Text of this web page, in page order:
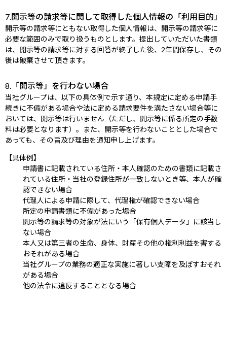
7.開示等の請求等に関して取得した個人情報の「利用目的」
開示等の請求等にともない取得した個人情報は、開示等の請求等に
必要な範囲のみで取り扱うものとします。提出していただいた書類
は、開示等の請求等に対する回答が終了した後、2年間保存し、その
後は破棄させて頂きます。
8.「開示等」を行わない場合
当社グループは、以下の具体例で示す通り、本規定に定める申請手
続きに不備がある場合や法に定める請求要件を満たさない場合等に
おいては、開示等は行いません（ただし、開示等に係る所定の手数
料は必要となります）。また、開示等を行わないこととした場合で
あっても、その旨及び理由を通知申し上げます。
【具体例】
申請書に記載されている住所・本人確認のための書類に記載さ
れている住所・当社の登録住所が一致しないとき等、本人が確
認できない場合
代理人による申請に際して、代理権が確認できない場合
所定の申請書類に不備があった場合
開示等の請求等の対象が法にいう「保有個人データ」に該当し
ない場合
本人又は第三者の生命、身体、財産その他の権利利益を害する
おそれがある場合
当社グループの業務の適正な実施に著しい支障を及ぼすおそれ
がある場合
他の法令に違反することとなる場合